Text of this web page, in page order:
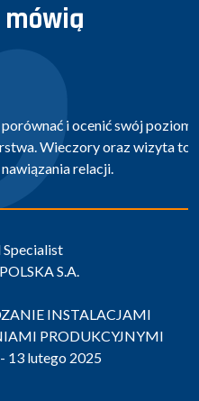
i ocenić swój poziom
Wieczory oraz wizyta to
relacji.
S.A.
INSTALACJAMI
PRODUKCYJNYMI
13 lutego 2025